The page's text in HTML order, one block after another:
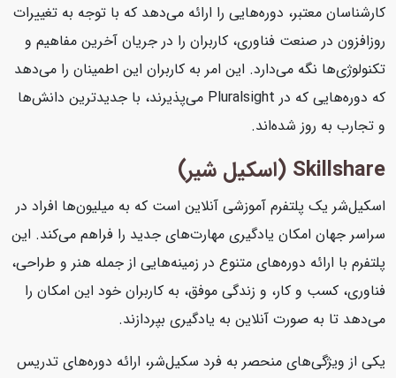
کارشناسان معتبر، دوره‌هایی را ارائه می‌دهد که با توجه به تغییرات
روزافزون در صنعت فناوری، کاربران را در جریان آخرین مفاهیم و
تکنولوژی‌ها نگه می‌دارد. این امر به کاربران این اطمینان را می‌دهد
که دوره‌هایی که در Pluralsight می‌پذیرند، با جدیدترین دانش‌ها
و تجارب به روز شده‌اند.
Skillshare (اسکیل شیر)
اسکیل‌شر یک پلتفرم آموزشی آنلاین است که به میلیون‌ها افراد در
سراسر جهان امکان یادگیری مهارت‌های جدید را فراهم می‌کند. این
پلتفرم با ارائه دوره‌های متنوع در زمینه‌هایی از جمله هنر و طراحی،
فناوری، کسب و کار، و زندگی موفق، به کاربران خود این امکان را
می‌دهد تا به صورت آنلاین به یادگیری بپردازند.
یکی از ویژگی‌های منحصر به فرد سکیل‌شر، ارائه دوره‌های تدریس